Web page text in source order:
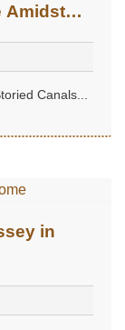
Amidst
Canals...
in